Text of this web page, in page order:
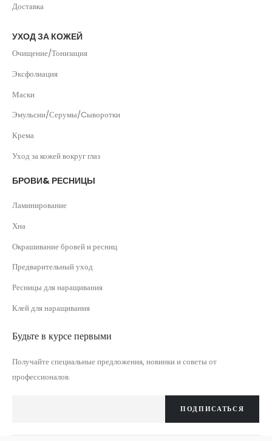
Доставка
УХОД ЗА КОЖЕЙ
Очищение/Тонизация
Эксфолиация
Маски
Эмульсии/Серумы/Cыворотки
Крема
Уход за кожей вокруг глаз
БРОВИ& РЕСНИЦЫ
Ламинирование
Хна
Окрашивание бровей и ресниц
Предварительный уход
Ресницы для наращивания
Клей для наращивания
Будьте в курсе первыми
Получайте специальные предложения, новинки и советы от
профессионалов.
ПОДПИСАТЬСЯ